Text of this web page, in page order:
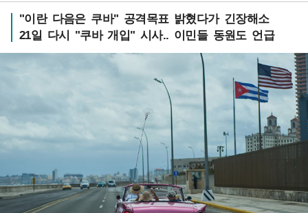
"이란 다음은 쿠바" 공격목표 밝혔다가 긴장해소
21일 다시 "쿠바 개입" 시사.. 이민들 동원도 언급